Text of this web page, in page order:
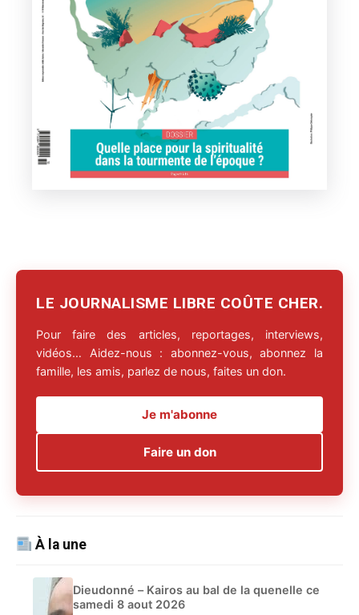
LE JOURNALISME LIBRE COÛTE CHER.
Pour faire des articles, reportages, interviews,
vidéos… Aidez-nous : abonnez-vous, abonnez la
famille, les amis, parlez de nous, faites un don.
Je m'abonne
Faire un don
À la une
Dieudonné – Kairos au bal de la quenelle ce
samedi 8 aout 2026